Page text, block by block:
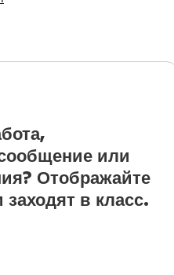
или
Отображайте
заходят в класс.